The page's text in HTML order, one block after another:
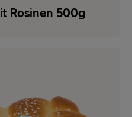
Rosinen 500g